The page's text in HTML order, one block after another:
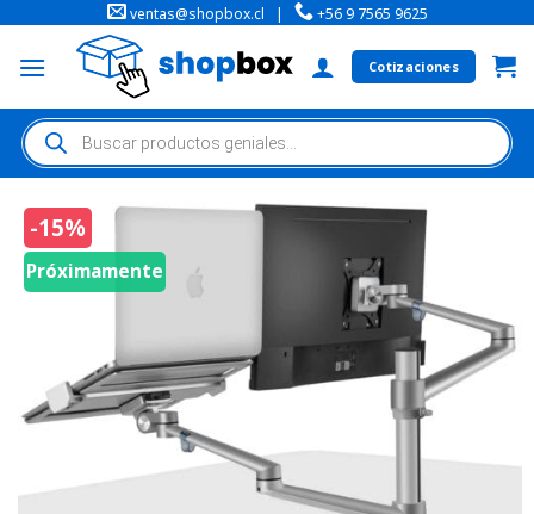
ventas@shopbox.cl | +56 9 7565 9625
Cotizaciones
-15%
Próximamente